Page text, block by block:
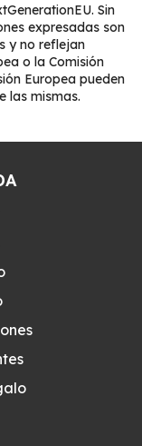
Sin
expresadas son
y no reflejan
o la Comisión
Europea pueden
las mismas.